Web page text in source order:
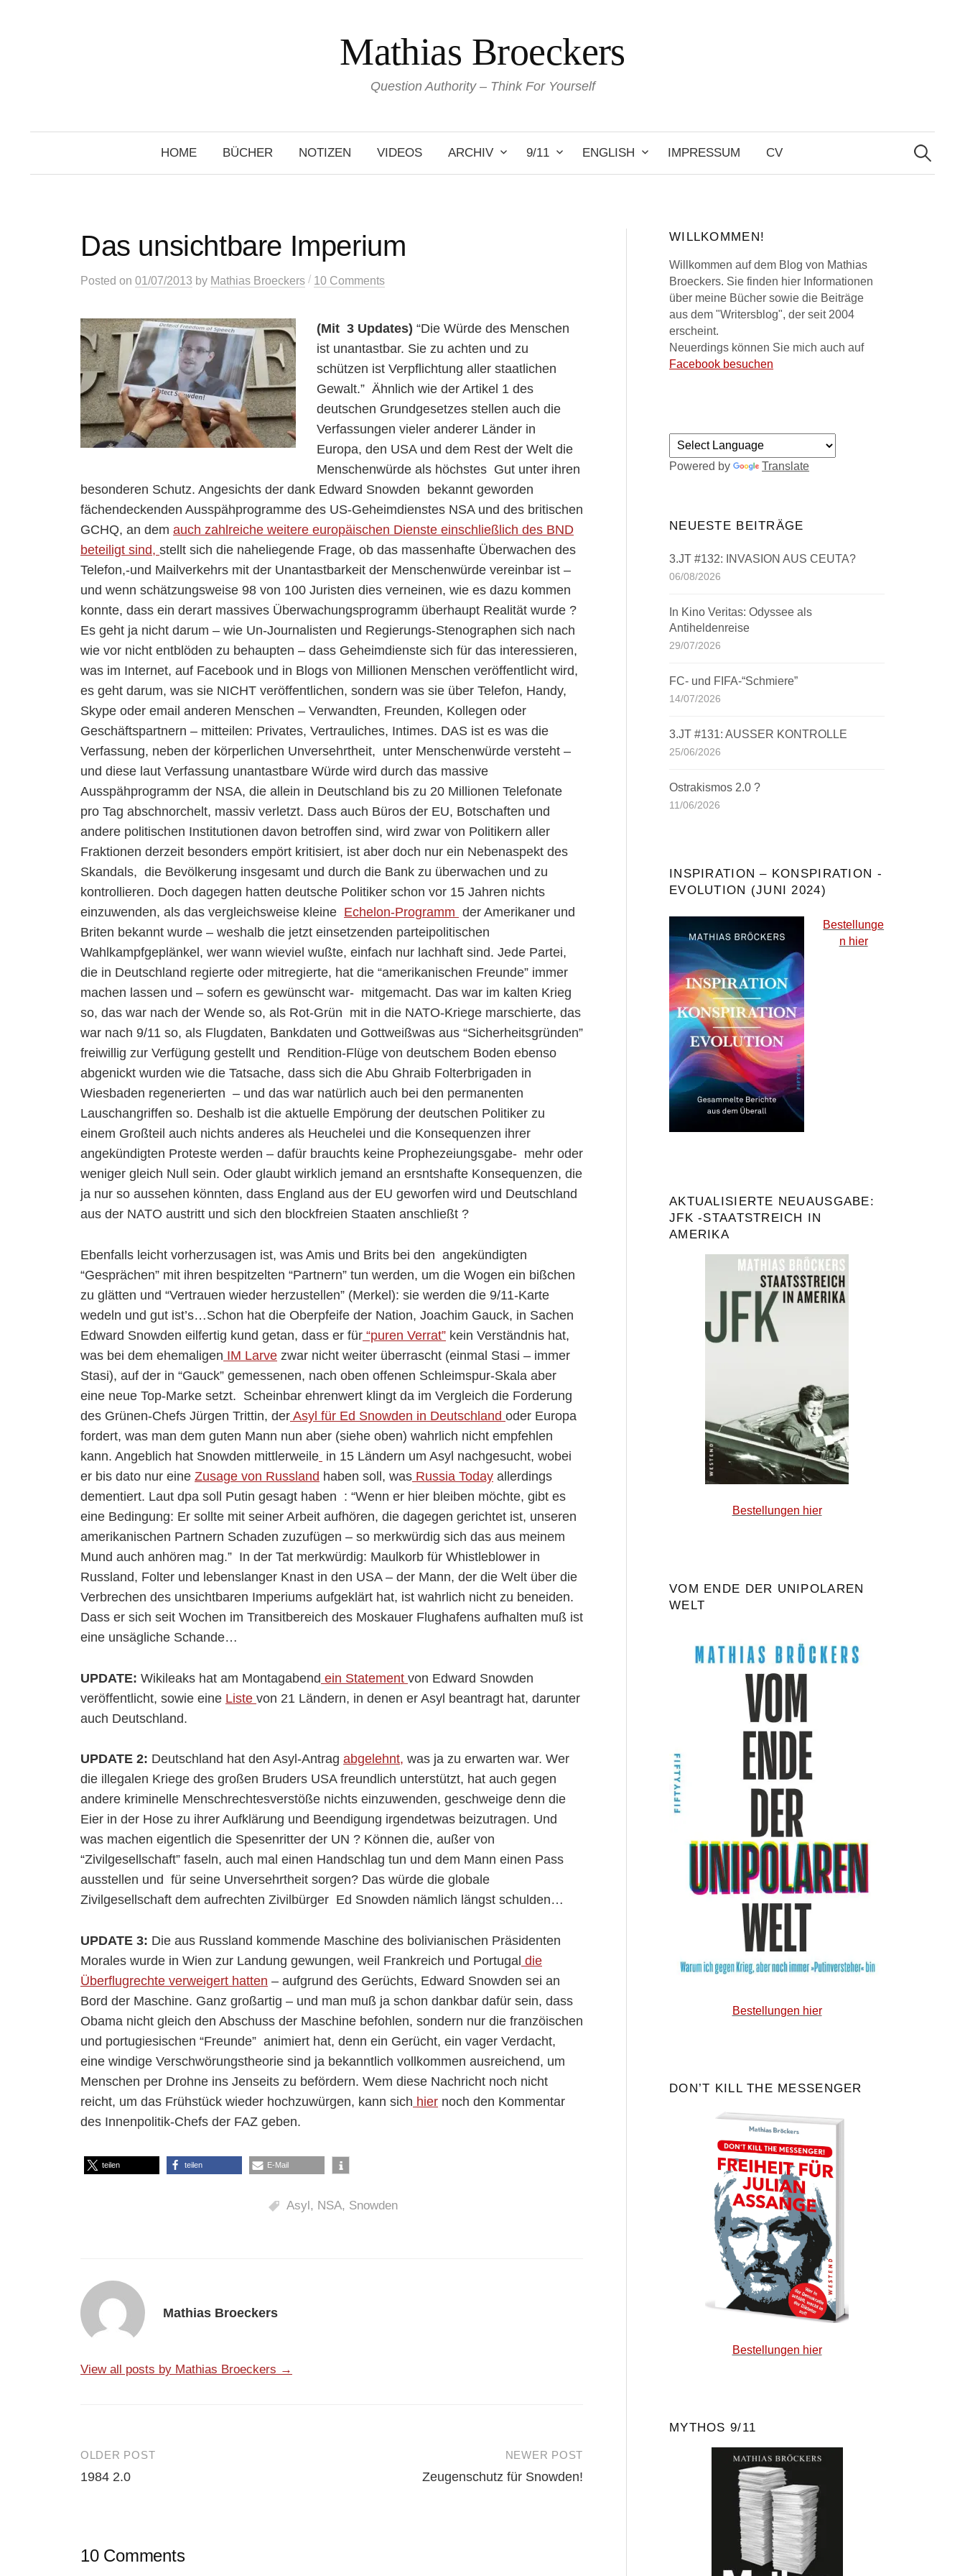
Mathias Broeckers
Question Authority – Think For Yourself
HOME BÜCHER NOTIZEN VIDEOS ARCHIV 9/11 ENGLISH IMPRESSUM CV
Search
for:
Das unsichtbare Imperium
Posted on 01/07/2013 by Mathias Broeckers / 10 Comments
(Mit 3 Updates) “Die Würde des Menschen
ist unantastbar. Sie zu achten und zu
schützen ist Verpflichtung aller staatlichen
Gewalt.” Ähnlich wie der Artikel 1 des
deutschen Grundgesetzes stellen auch die
Verfassungen vieler anderer Länder in
Europa, den USA und dem Rest der Welt die
Menschenwürde als höchstes Gut unter ihren
besonderen Schutz. Angesichts der dank Edward Snowden bekannt geworden
fächendeckenden Ausspähprogramme des US-Geheimdienstes NSA und des britischen
GCHQ, an dem auch zahlreiche weitere europäischen Dienste einschließlich des BND
beteiligt sind, stellt sich die naheliegende Frage, ob das massenhafte Überwachen des
Telefon,-und Mailverkehrs mit der Unantastbarkeit der Menschenwürde vereinbar ist –
und wenn schätzungsweise 98 von 100 Juristen dies verneinen, wie es dazu kommen
konnte, dass ein derart massives Überwachungsprogramm überhaupt Realität wurde ?
Es geht ja nicht darum – wie Un-Journalisten und Regierungs-Stenographen sich nach
wie vor nicht entblöden zu behaupten – dass Geheimdienste sich für das interessieren,
was im Internet, auf Facebook und in Blogs von Millionen Menschen veröffentlicht wird,
es geht darum, was sie NICHT veröffentlichen, sondern was sie über Telefon, Handy,
Skype oder email anderen Menschen – Verwandten, Freunden, Kollegen oder
Geschäftspartnern – mitteilen: Privates, Vertrauliches, Intimes. DAS ist es was die
Verfassung, neben der körperlichen Unversehrtheit, unter Menschenwürde versteht –
und diese laut Verfassung unantastbare Würde wird durch das massive
Ausspähprogramm der NSA, die allein in Deutschland bis zu 20 Millionen Telefonate
pro Tag abschnorchelt, massiv verletzt. Dass auch Büros der EU, Botschaften und
andere politischen Institutionen davon betroffen sind, wird zwar von Politikern aller
Fraktionen derzeit besonders empört kritisiert, ist aber doch nur ein Nebenaspekt des
Skandals, die Bevölkerung insgesamt und durch die Bank zu überwachen und zu
kontrollieren. Doch dagegen hatten deutsche Politiker schon vor 15 Jahren nichts
einzuwenden, als das vergleichsweise kleine Echelon-Programm der Amerikaner und
Briten bekannt wurde – weshalb die jetzt einsetzenden parteipolitischen
Wahlkampfgeplänkel, wer wann wieviel wußte, einfach nur lachhaft sind. Jede Partei,
die in Deutschland regierte oder mitregierte, hat die “amerikanischen Freunde” immer
machen lassen und – sofern es gewünscht war- mitgemacht. Das war im kalten Krieg
so, das war nach der Wende so, als Rot-Grün mit in die NATO-Kriege marschierte, das
war nach 9/11 so, als Flugdaten, Bankdaten und Gottweißwas aus “Sicherheitsgründen”
freiwillig zur Verfügung gestellt und Rendition-Flüge von deutschem Boden ebenso
abgenickt wurden wie die Tatsache, dass sich die Abu Ghraib Folterbrigaden in
Wiesbaden regenerierten – und das war natürlich auch bei den permanenten
Lauschangriffen so. Deshalb ist die aktuelle Empörung der deutschen Politiker zu
einem Großteil auch nichts anderes als Heuchelei und die Konsequenzen ihrer
angekündigten Proteste werden – dafür brauchts keine Prophezeiungsgabe- mehr oder
weniger gleich Null sein. Oder glaubt wirklich jemand an ersntshafte Konsequenzen, die
ja nur so aussehen könnten, dass England aus der EU geworfen wird und Deutschland
aus der NATO austritt und sich den blockfreien Staaten anschließt ?
Ebenfalls leicht vorherzusagen ist, was Amis und Brits bei den angekündigten
“Gesprächen” mit ihren bespitzelten “Partnern” tun werden, um die Wogen ein bißchen
zu glätten und “Vertrauen wieder herzustellen” (Merkel): sie werden die 9/11-Karte
wedeln und gut ist’s…Schon hat die Oberpfeife der Nation, Joachim Gauck, in Sachen
Edward Snowden eilfertig kund getan, dass er für “puren Verrat” kein Verständnis hat,
was bei dem ehemaligen IM Larve zwar nicht weiter überrascht (einmal Stasi – immer
Stasi), auf der in “Gauck” gemessenen, nach oben offenen Schleimspur-Skala aber
eine neue Top-Marke setzt. Scheinbar ehrenwert klingt da im Vergleich die Forderung
des Grünen-Chefs Jürgen Trittin, der Asyl für Ed Snowden in Deutschland oder Europa
fordert, was man dem guten Mann nun aber (siehe oben) wahrlich nicht empfehlen
kann. Angeblich hat Snowden mittlerweile in 15 Ländern um Asyl nachgesucht, wobei
er bis dato nur eine Zusage von Russland haben soll, was Russia Today allerdings
dementiert. Laut dpa soll Putin gesagt haben : “Wenn er hier bleiben möchte, gibt es
eine Bedingung: Er sollte mit seiner Arbeit aufhören, die dagegen gerichtet ist, unseren
amerikanischen Partnern Schaden zuzufügen – so merkwürdig sich das aus meinem
Mund auch anhören mag.” In der Tat merkwürdig: Maulkorb für Whistleblower in
Russland, Folter und lebenslanger Knast in den USA – der Mann, der die Welt über die
Verbrechen des unsichtbaren Imperiums aufgeklärt hat, ist wahrlich nicht zu beneiden.
Dass er sich seit Wochen im Transitbereich des Moskauer Flughafens aufhalten muß ist
eine unsägliche Schande…
UPDATE: Wikileaks hat am Montagabend ein Statement von Edward Snowden
veröffentlicht, sowie eine Liste von 21 Ländern, in denen er Asyl beantragt hat, darunter
auch Deutschland.
UPDATE 2: Deutschland hat den Asyl-Antrag abgelehnt, was ja zu erwarten war. Wer
die illegalen Kriege des großen Bruders USA freundlich unterstützt, hat auch gegen
andere kriminelle Menschrechtesverstöße nichts einzuwenden, geschweige denn die
Eier in der Hose zu ihrer Aufklärung und Beendigung irgendetwas beizutragen. Und
was machen eigentlich die Spesenritter der UN ? Können die, außer von
“Zivilgesellschaft” faseln, auch mal einen Handschlag tun und dem Mann einen Pass
ausstellen und für seine Unversehrtheit sorgen? Das würde die globale
Zivilgesellschaft dem aufrechten Zivilbürger Ed Snowden nämlich längst schulden…
UPDATE 3: Die aus Russland kommende Maschine des bolivianischen Präsidenten
Morales wurde in Wien zur Landung gewungen, weil Frankreich und Portugal die
Überflugrechte verweigert hatten – aufgrund des Gerüchts, Edward Snowden sei an
Bord der Maschine. Ganz großartig – und man muß ja schon dankbar dafür sein, dass
Obama nicht gleich den Abschuss der Maschine befohlen, sondern nur die franzöischen
und portugiesischen “Freunde” animiert hat, denn ein Gerücht, ein vager Verdacht,
eine windige Verschwörungstheorie sind ja bekanntlich vollkommen ausreichend, um
Menschen per Drohne ins Jenseits zu befördern. Wem diese Nachricht noch nicht
reicht, um das Frühstück wieder hochzuwürgen, kann sich hier noch den Kommentar
des Innenpolitik-Chefs der FAZ geben.
teilen teilen E-Mail
Asyl, NSA, Snowden
Mathias Broeckers
View all posts by Mathias Broeckers →
Post
OLDER POST
1984 2.0
NEWER POST
Zeugenschutz für Snowden!
10 Comments
WILLKOMMEN!
Willkommen auf dem Blog von Mathias
Broeckers. Sie finden hier Informationen
über meine Bücher sowie die Beiträge
aus dem "Writersblog", der seit 2004
erscheint.
Neuerdings können Sie mich auch auf
Facebook besuchen
Powered by Translate
NEUESTE BEITRÄGE
3.JT #132: INVASION AUS CEUTA?
06/08/2026
In Kino Veritas: Odyssee als
Antiheldenreise
29/07/2026
FC- und FIFA-“Schmiere”
14/07/2026
3.JT #131: AUSSER KONTROLLE
25/06/2026
Ostrakismos 2.0 ?
11/06/2026
INSPIRATION – KONSPIRATION -
EVOLUTION (JUNI 2024)
Bestellunge
n hier
AKTUALISIERTE NEUAUSGABE:
JFK -STAATSTREICH IN
AMERIKA
Bestellungen hier
VOM ENDE DER UNIPOLAREN
WELT
Bestellungen hier
DON’T KILL THE MESSENGER
Bestellungen hier
MYTHOS 9/11